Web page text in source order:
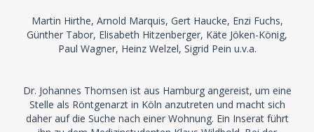
Martin Hirthe, Arnold Marquis, Gert Haucke, Enzi Fuchs,
Günther Tabor, Elisabeth Hitzenberger, Käte Jöken-König,
Paul Wagner, Heinz Welzel, Sigrid Pein u.v.a.
Dr. Johannes Thomsen ist aus Hamburg angereist, um eine
Stelle als Röntgenarzt in Köln anzutreten und macht sich
daher auf die Suche nach einer Wohnung. Ein Inserat führt